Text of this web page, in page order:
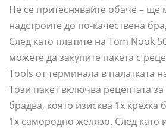
Не се притеснявайте обаче – ще
надстроите до по-качествена
След като платите на Tom Nook
можете да закупите пакета с
Tools от терминала в палатката
Този пакет включва рецептата за
брадва, която изисква 1x крехка
1x самородно желязо. След като